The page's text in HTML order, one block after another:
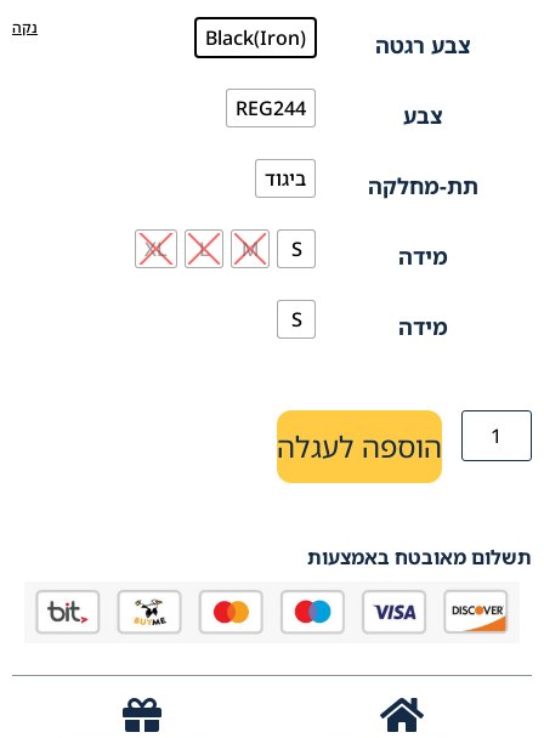
צבע רגטה Black(Iron)
צבע REG244
תת-מחלקה ביגוד
מידה S
M
L
XL
מידה S
נקה
הוספה לעגלה
תשלום מאובטח באמצעות